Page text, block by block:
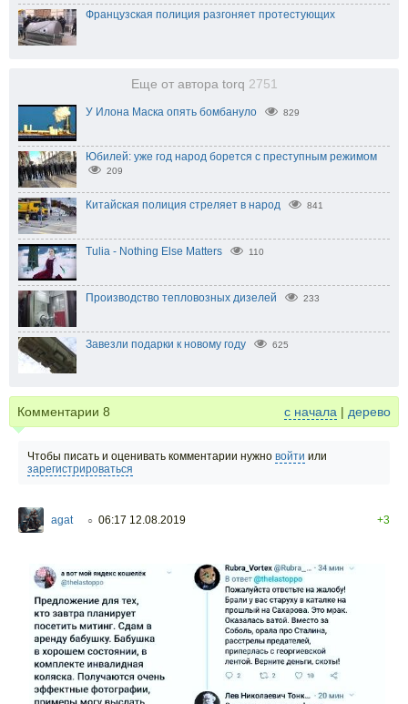
Французская полиция разгоняет протестующих
Еще от автора torq 2751
У Илона Маска опять бомбануло 829
Юбилей: уже год народ борется с преступным режимом
209
Китайская полиция стреляет в народ 841
Tulia - Nothing Else Matters 110
Производство тепловозных дизелей 233
Завезли подарки к новому году 625
Комментарии 8 с начала | дерево
Чтобы писать и оценивать комментарии нужно войти или
зарегистрироваться
agat ○ 06:17 12.08.2019 +3